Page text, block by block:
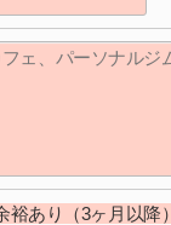
裕あり（3ヶ月以降）